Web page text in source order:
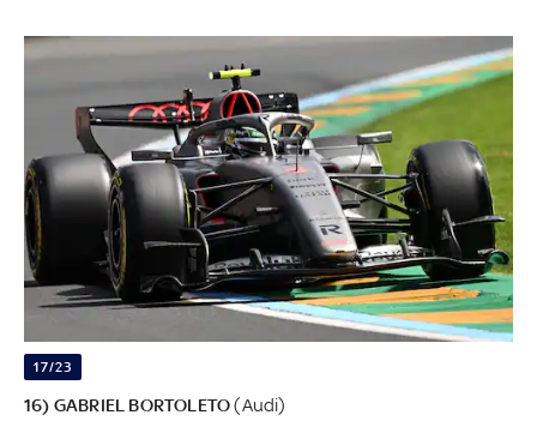
17/23
16) GABRIEL BORTOLETO(Audi)